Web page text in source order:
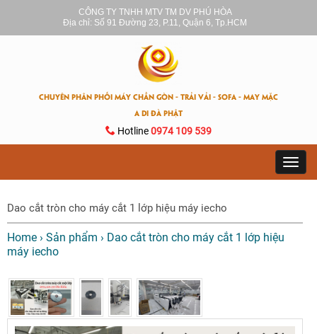
CÔNG TY TNHH MTV TM DV PHÚ HÒA
Địa chỉ: Số 91 Đường 23, P.11, Quận 6, Tp.HCM
CHUYÊN PHÂN PHỐI MÁY CHẦN GÒN - TRẢI VẢI - SOFA - MAY MẶC
A DI ĐÀ PHẬT
Hotline0974 109 539
Dao cắt tròn cho máy cắt 1 lớp hiệu máy iecho
Home › Sản phẩm › Dao cắt tròn cho máy cắt 1 lớp hiệu
máy iecho